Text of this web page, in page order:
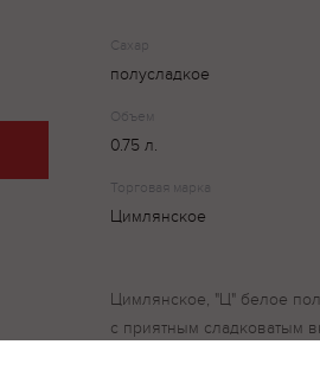
Сахар
полусладкое
Объем
0.75 л.
Торговая марка
Цимлянское
Цимлянское, "Ц" белое
с приятным сладковатым
изготовления вина